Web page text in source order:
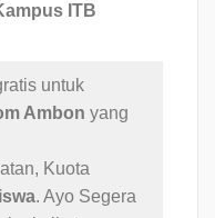
ITB
untuk
Ambon yang
Kuota
. Ayo Segera